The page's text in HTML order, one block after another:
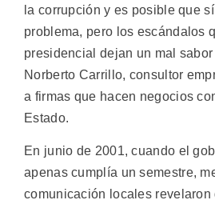
la corrupción y es posible que
problema, pero los escándalos
presidencial dejan un mal
Norberto Carrillo, consultor
a firmas que hacen negocios
Estado.
En junio de 2001, cuando el
apenas cumplía un semestre,
comunicación locales revelaron